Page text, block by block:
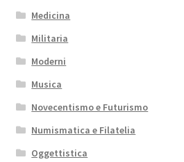
Medicina
Militaria
Moderni
Musica
Novecentismo e Futurismo
Numismatica e Filatelia
Oggettistica